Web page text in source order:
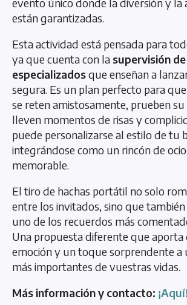
están garantizadas.
Esta actividad está pensada para
ya que cuenta con la supervisión
especializadosque enseñan a
segura. Es un plan perfecto para
se reten amistosamente, prueben
lleven momentos de risas y
puede personalizarse al estilo de tu
integrándose como un rincón de
memorable.
El tiro de hachas portátil no solo
entre los invitados, sino que
uno de los recuerdos más
Una propuesta diferente que aporta
emoción y un toque sorprendente a
más importantes de vuestras vidas.
Más información y contacto: ¡Aquí!